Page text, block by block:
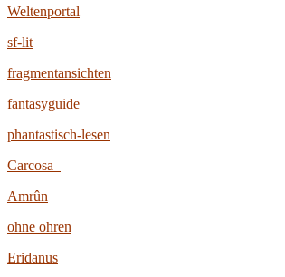
Weltenportal
sf-lit
fragmentansichten
fantasyguide
phantastisch-lesen
Carcosa
Amrûn
ohne ohren
Eridanus